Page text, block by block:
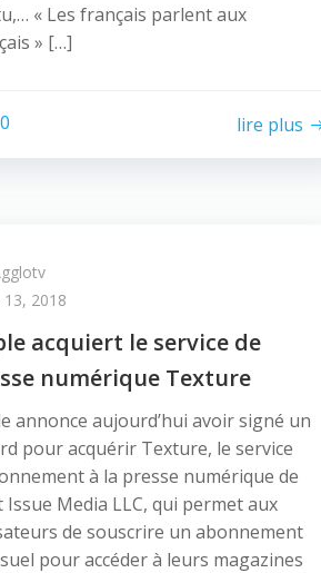
« Les français parlent aux
» […]
0 lire plus
2018
acquiert le service de
numérique Texture
annonce aujourd’hui avoir signé un
pour acquérir Texture, le service
à la presse numérique de
Issue Media LLC, qui permet aux
de souscrire un abonnement
pour accéder à leurs magazines